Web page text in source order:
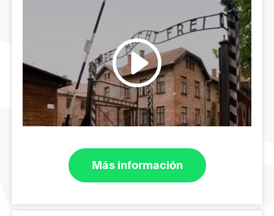
Más información